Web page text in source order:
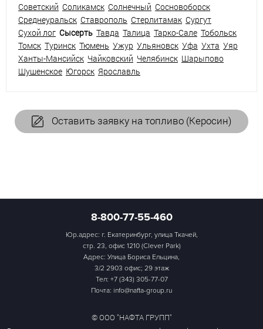
Советский Соликамск Солнечный Сосновоборск
Среднеуральск Ставрополь Стерлитамак Сургут
Сухой лог Сысерть Тавда Талица Тарко-Сале Тобольск
Томск Туринск Тюмень Ужур Ульяновск Уфа Ухта Уяр
Ханты-Мансийск Чайковский Челябинск Шарыпово
Шушенское Югорск Ярославль
Оставить заявку на топливо (Керосин)
8-800-77-55-460
Юр.адрес: г. Екатеринбург, улица Ткачей,
стр. 23, офис 1210 (Clever Park)
Адрес: Улица Бориса Ельцина,
3/2 2903 офис; 29 этаж
Тел: +7 (343) 305-77-07
Почта: info@nafta-group.ru
© ООО "НАФТА ГРУПП"